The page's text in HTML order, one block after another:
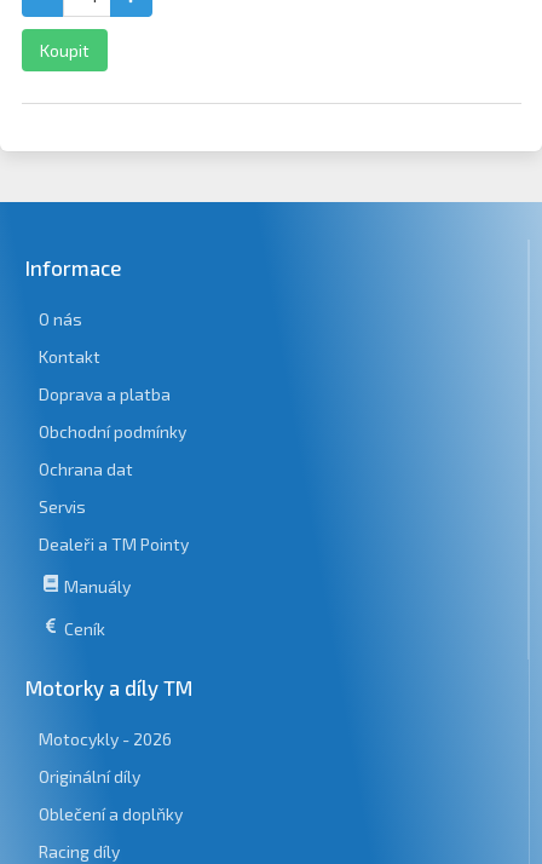
Koupit
Informace
O nás
Kontakt
Doprava a platba
Obchodní podmínky
Ochrana dat
Servis
Dealeři a TM Pointy
Manuály
Ceník
Motorky a díly TM
Motocykly - 2026
Originální díly
Oblečení a doplňky
Racing díly